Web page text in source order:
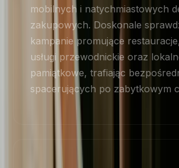
mobilnych i natychmiastowych
zakupowych. Doskonale
kampanie promujące
usługi przewodnickie oraz
pamiątkowe, trafiając
spacerujących po zabytkowym